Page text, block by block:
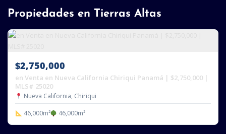
Propiedades en Tierras Altas
$2,750,000
en Venta en Nueva California Chiriqui Panamá | $2,750,000 |
MLS# 25020
Nueva California, Chiriqui
46,000m²
46,000m²